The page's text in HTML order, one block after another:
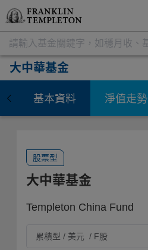
大中華基金
基本資料 淨值走勢
股票型
大中華基金
Templeton China Fund